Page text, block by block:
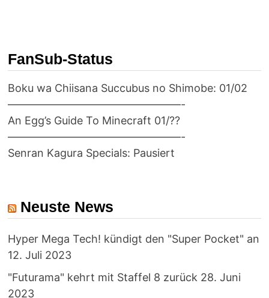
FanSub-Status
Boku wa Chiisana Succubus no Shimobe: 01/02
————————————————-
An Egg’s Guide To Minecraft 01/??
————————————————-
Senran Kagura Specials: Pausiert
Neuste News
Hyper Mega Tech! kündigt den "Super Pocket" an
12. Juli 2023
"Futurama" kehrt mit Staffel 8 zurück 28. Juni
2023